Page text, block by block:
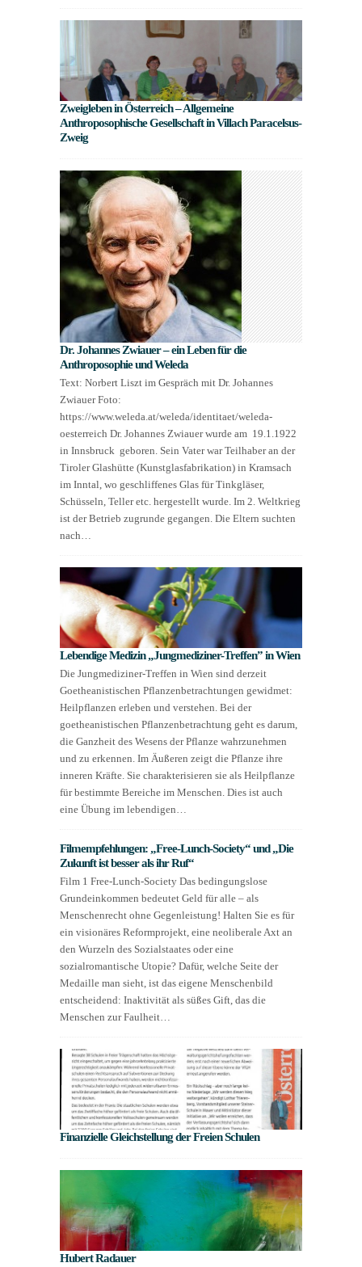
Zweigleben in Österreich – Allgemeine
Anthroposophische Gesellschaft in Villach Paracelsus-
Zweig
Dr. Johannes Zwiauer – ein Leben für die
Anthroposophie und Weleda
Text: Norbert Liszt im Gespräch mit Dr. Johannes
Zwiauer Foto:
https://www.weleda.at/weleda/identitaet/weleda-
oesterreich Dr. Johannes Zwiauer wurde am 19.1.1922
in Innsbruck geboren. Sein Vater war Teilhaber an der
Tiroler Glashütte (Kunstglasfabrikation) in Kramsach
im Inntal, wo geschliffenes Glas für Tinkgläser,
Schüsseln, Teller etc. hergestellt wurde. Im 2. Weltkrieg
ist der Betrieb zugrunde gegangen. Die Eltern suchten
nach…
Lebendige Medizin „Jungmediziner-Treffen” in Wien
Die Jungmediziner-Treffen in Wien sind derzeit
Goetheanistischen Pflanzenbetrachtungen gewidmet:
Heilpflanzen erleben und verstehen. Bei der
goetheanistischen Pflanzenbetrachtung geht es darum,
die Ganzheit des Wesens der Pflanze wahrzunehmen
und zu erkennen. Im Äußeren zeigt die Pflanze ihre
inneren Kräfte. Sie charakterisieren sie als Heilpflanze
für bestimmte Bereiche im Menschen. Dies ist auch
eine Übung im lebendigen…
Filmempfehlungen: „Free-Lunch-Society“ und „Die
Zukunft ist besser als ihr Ruf“
Film 1 Free-Lunch-Society Das bedingungslose
Grundeinkommen bedeutet Geld für alle – als
Menschenrecht ohne Gegenleistung! Halten Sie es für
ein visionäres Reformprojekt, eine neoliberale Axt an
den Wurzeln des Sozialstaates oder eine
sozialromantische Utopie? Dafür, welche Seite der
Medaille man sieht, ist das eigene Menschenbild
entscheidend: Inaktivität als süßes Gift, das die
Menschen zur Faulheit…
Finanzielle Gleichstellung der Freien Schulen
Hubert Radauer